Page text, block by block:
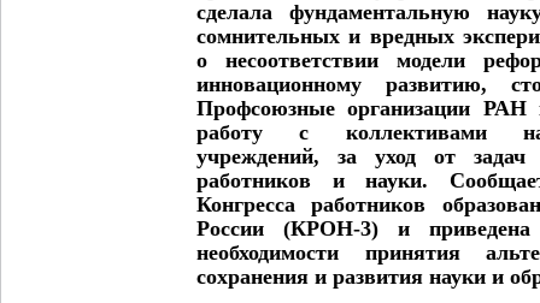
сделала фундаментальную
сомнительных и вредных
о несоответствии модели
инновационному развитию,
Профсоюзные организации РАН
работу с коллективами
учреждений, за уход от задач
работников и науки.
Конгресса работников
России (КРОН-3) и
необходимости принятия
сохранения и развития науки и